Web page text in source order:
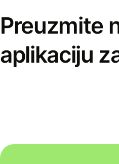
Preuzmite
aplikaciju